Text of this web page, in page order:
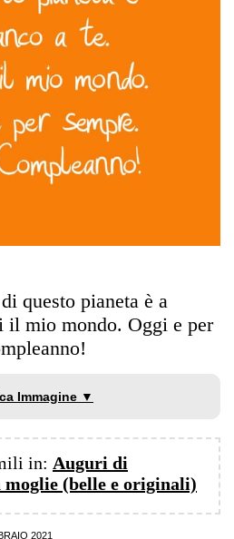
questo pianeta è a
il mio mondo. Oggi e per
Immagine ▼
in: Auguri di
moglie (belle e originali)
2021